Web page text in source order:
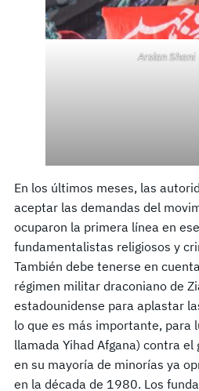
Arslan Shani
En los últimos meses, las
aceptar las demandas del
ocuparon la primera línea en
fundamentalistas religiosos y
También debe tenerse en
régimen militar draconiano de
estadounidense para aplastar
lo que es más importante,
llamada Yihad Afgana) contra
en su mayoría de minorías ya
en la década de 1980. Los